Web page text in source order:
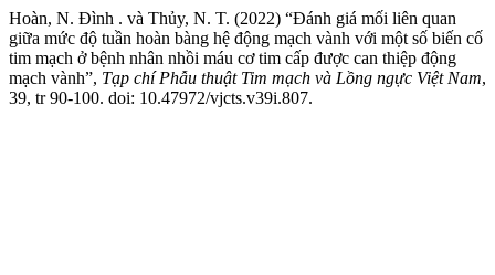
Hoàn, N. Đình . và Thủy, N. T. (2022) “Đánh giá mối liên quan
giữa mức độ tuần hoàn bàng hệ động mạch vành với một số biến cố
tim mạch ở bệnh nhân nhồi máu cơ tim cấp được can thiệp động
mạch vành”, Tạp chí Phẫu thuật Tim mạch và Lồng ngực Việt Nam,
39, tr 90-100. doi: 10.47972/vjcts.v39i.807.